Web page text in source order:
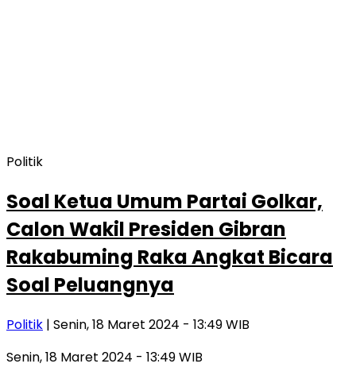
Politik
Soal Ketua Umum Partai Golkar,
Calon Wakil Presiden Gibran
Rakabuming Raka Angkat Bicara
Soal Peluangnya
Politik | Senin, 18 Maret 2024 - 13:49 WIB
Senin, 18 Maret 2024 - 13:49 WIB